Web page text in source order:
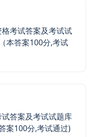
格考试答案及考试试
本答案100分,考试
试答案及考试试题库
案100分,考试通过)